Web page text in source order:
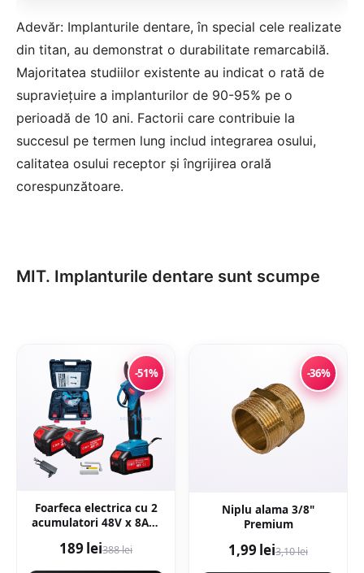
Adevăr: Implanturile dentare, în special cele realizate
din titan, au demonstrat o durabilitate remarcabilă.
Majoritatea studiilor existente au indicat o rată de
supraviețuire a implanturilor de 90-95% pe o
perioadă de 10 ani. Factorii care contribuie la
succesul pe termen lung includ integrarea osului,
calitatea osului receptor și îngrijirea orală
corespunzătoare.
MIT. Implanturile dentare sunt scumpe
-51%
Foarfeca electrica cu 2
acumulatori 48V x 8AH,
diametru taiere 27mm,
189 lei388 lei
-36%
Niplu alama 3/8"
Premium
1,99 lei3,10 lei